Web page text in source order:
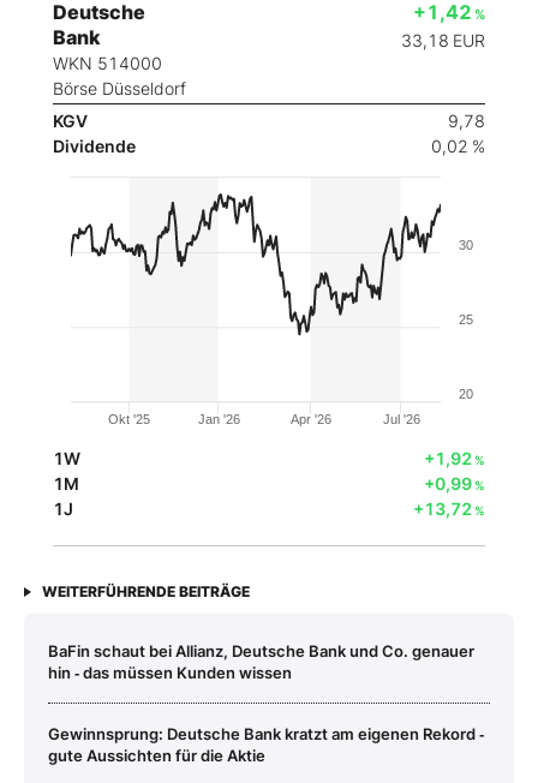
Deutsche
Bank
WKN 514000
Börse Düsseldorf
+1,42 %
33,18 EUR
KGV
9,78
Dividende
0,02 %
Okt '25 Jan '26 Apr '26 Jul '26
20
25
30
1W +1,92%
1M +0,99%
1J +13,72%
WEITERFÜHRENDE BEITRÄGE
BaFin schaut bei Allianz, Deutsche Bank und Co. genauer
hin ‑ das müssen Kunden wissen
Gewinnsprung: Deutsche Bank kratzt am eigenen Rekord ‑
gute Aussichten für die Aktie